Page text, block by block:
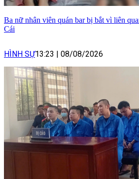
Ba nữ nhân viên quán bar bị bắt vì liên
Cái
HÌNH SỰ13:23 08/08/2026